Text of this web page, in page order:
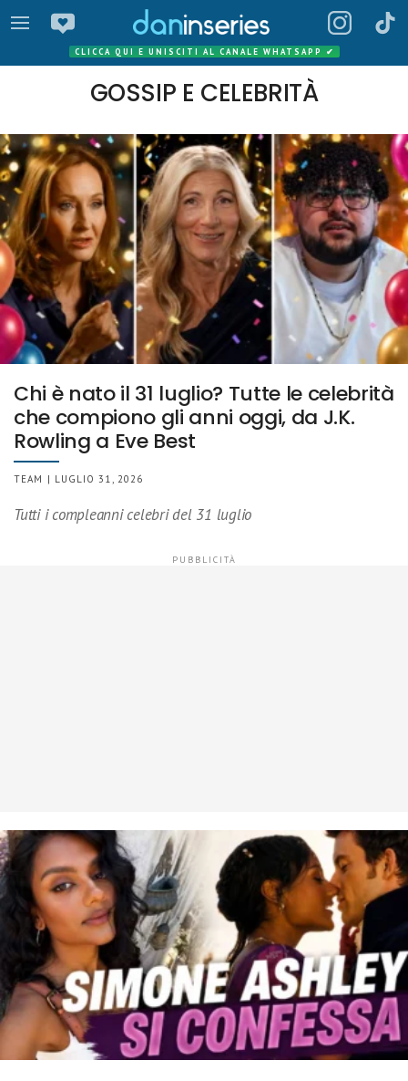
CLICCA QUI E UNISCITI AL CANALE WHATSAPP ✔
GOSSIP E CELEBRITÀ
Chi è nato il 31 luglio? Tutte le celebrità
che compiono gli anni oggi, da J.K.
Rowling a Eve Best
TEAM | LUGLIO 31, 2026
Tutti i compleanni celebri del 31 luglio